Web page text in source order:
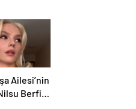
Ailesi’nin
Berfin